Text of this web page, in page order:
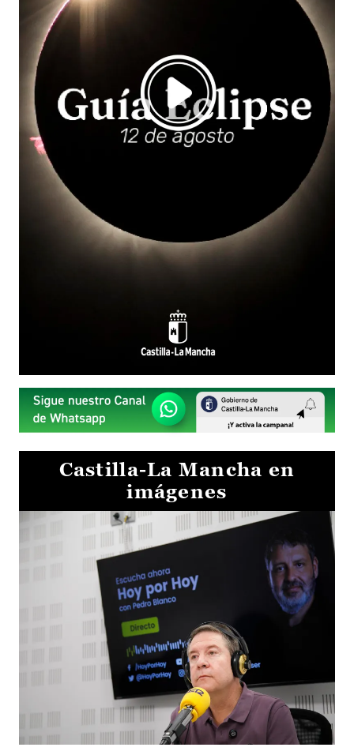
Castilla-La Mancha en
imágenes